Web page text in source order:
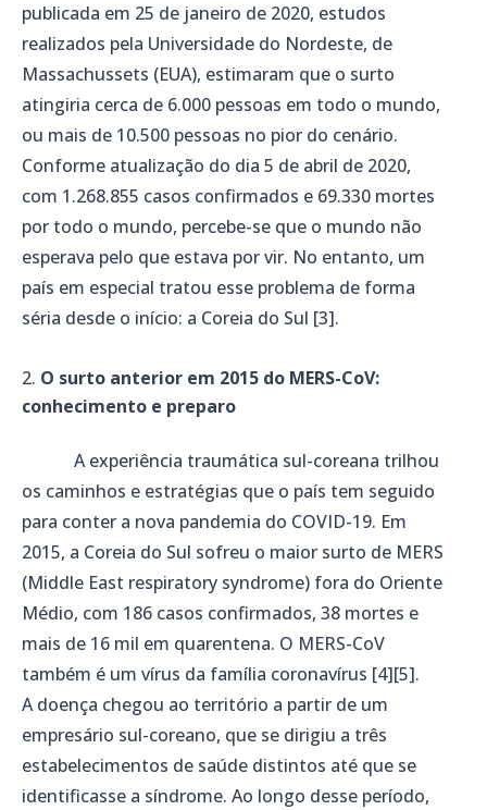
publicada em 25 de janeiro de 2020, estudos
realizados pela Universidade do Nordeste, de
Massachussets (EUA), estimaram que o surto
atingiria cerca de 6.000 pessoas em todo o mundo,
ou mais de 10.500 pessoas no pior do cenário.
Conforme atualização do dia 5 de abril de 2020,
com 1.268.855 casos confirmados e 69.330 mortes
por todo o mundo, percebe-se que o mundo não
esperava pelo que estava por vir. No entanto, um
país em especial tratou esse problema de forma
séria desde o início: a Coreia do Sul [3].
O surto anterior em 2015 do MERS-CoV:
conhecimento e preparo
A experiência traumática sul-coreana trilhou
os caminhos e estratégias que o país tem seguido
para conter a nova pandemia do COVID-19. Em
2015, a Coreia do Sul sofreu o maior surto de MERS
(Middle East respiratory syndrome) fora do Oriente
Médio, com 186 casos confirmados, 38 mortes e
mais de 16 mil em quarentena. O MERS-CoV
também é um vírus da família coronavírus [4][5].
A doença chegou ao território a partir de um
empresário sul-coreano, que se dirigiu a três
estabelecimentos de saúde distintos até que se
identificasse a síndrome. Ao longo desse período,